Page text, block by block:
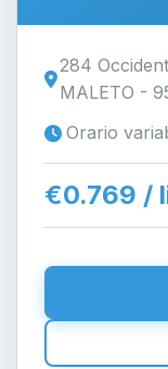
284
MALETO -
Orario
€0.769 /